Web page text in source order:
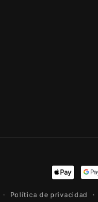
Formas
de
Política de privacidad